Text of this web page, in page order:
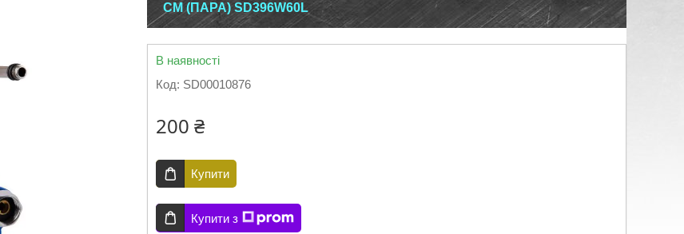
СМ (ПАРА) SD396W60L
В наявності
Код: SD00010876
200 ₴
Купити
Купити з